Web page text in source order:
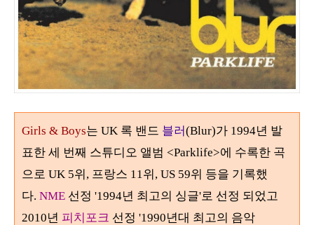
Girls & Boys는 UK 록 밴드 블러(Blur)가 1994년 발
표한 세 번째 스튜디오 앨범 <Parklife>에 수록한 곡
으로 UK 5위 , 프랑스 11위 , US 59위 등을 기록했
다. NME 선정 '1994년 최고의 싱글'로 선정 되었고
2010년 피치포크 선정 '1990년대 최고의 음악